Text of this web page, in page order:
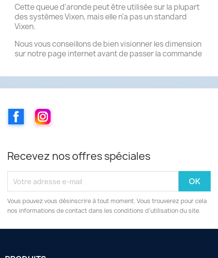
Cette queue d'aronde peut être utilisée sur la plupart
des systèmes Vixen, mais elle n'a pas un standard
Vixen.
Nous vous conseillons de bien visionner lesdimension
sur notre page internet avant de passer lacommande
FacebookInstagram
Recevez nos offres spéciales
Vous pouvez vous désinscrire à tout moment. Vous trouverez pour cela
nos informations de contact dans les conditions d'utilisation du site.